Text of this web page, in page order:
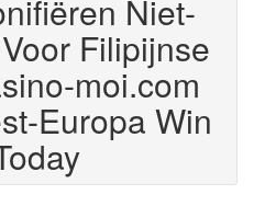
Niet-
Filipijnse
moi.com
Europa Win